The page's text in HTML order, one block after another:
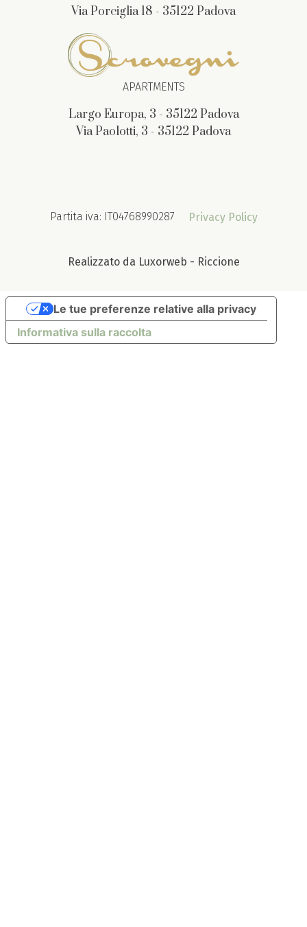
Via Porciglia 18 - 35122 Padova
APARTMENTS
Largo Europa, 3 - 35122 Padova
Via Paolotti, 3 - 35122 Padova
Partita iva: IT04768990287 Privacy Policy
Realizzato da Luxorweb - Riccione
Informativa sulla raccolta
Le tue preferenze relative alla privacy